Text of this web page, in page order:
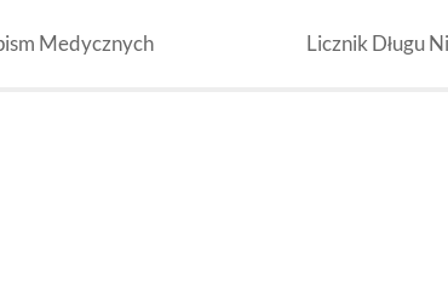
Medycznych Licznik Długu